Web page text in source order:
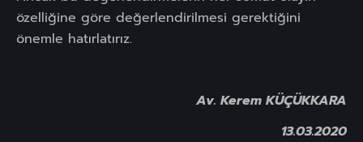
özelliğine göre değerlendirilmesi gerektiğini
önemle hatırlatırız.
Av. Kerem KÜÇÜKKARA
13.03.2020